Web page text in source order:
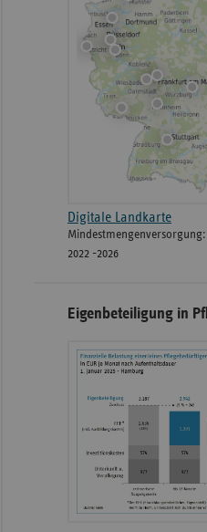
Digitale Landkarte
2022 -2026
Eigenbeteiligung in